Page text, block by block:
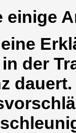
einige
der